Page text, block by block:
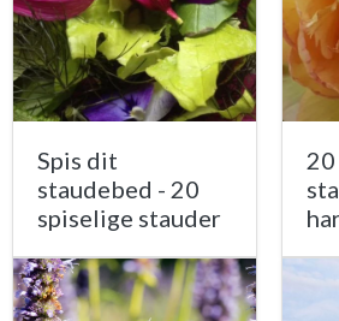
Spis dit
staudebed - 20
spiselige stauder